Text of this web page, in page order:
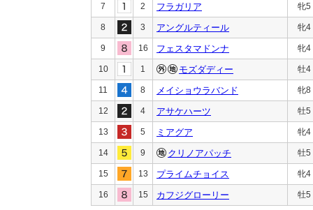
7 2 フラガリア 牝5
8 3 アングルティール 牝4
9 16 フェスタマドンナ 牝4
10 1 モズダディー 牡4
11 8 メイショウラバンド 牝8
12 4 アサケハーツ 牡5
13 5 ミアグア 牝4
14 9 クリノアパッチ 牡5
15 13 プライムチョイス 牝4
16 15 カフジグローリー 牡5